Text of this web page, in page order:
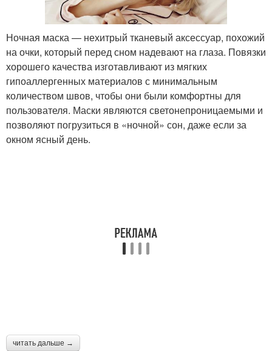
Ночная маска — нехитрый тканевый аксессуар, похожий
на очки, который перед сном надевают на глаза. Повязки
хорошего качества изготавливают из мягких
гипоаллергенных материалов с минимальным
количеством швов, чтобы они были комфортны для
пользователя. Маски являются светонепроницаемыми и
позволяют погрузиться в «ночной» сон, даже если за
окном ясный день.
читать дальше →